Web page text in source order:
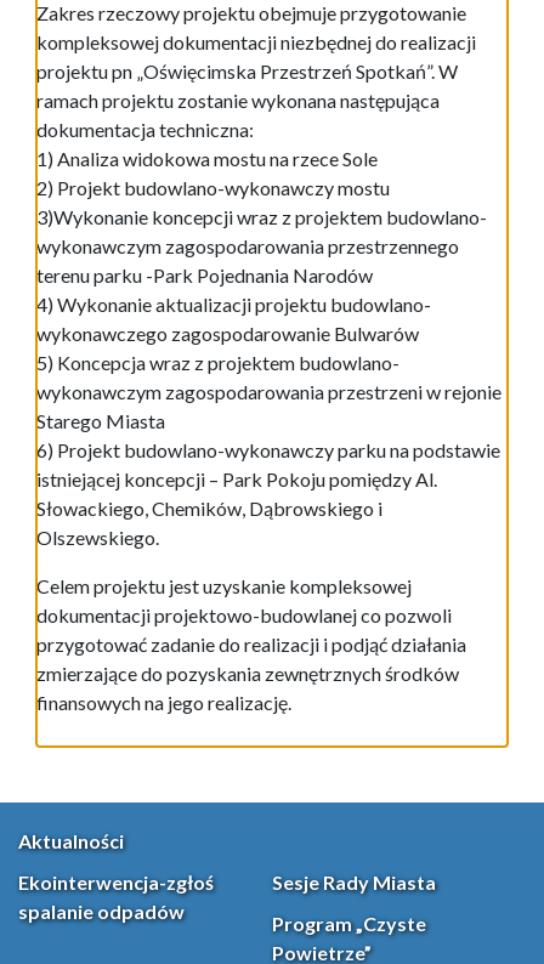
Zakres rzeczowy projektu obejmuje przygotowanie
kompleksowej dokumentacji niezbędnej do realizacji
projektu pn „Oświęcimska Przestrzeń Spotkań”. W
ramach projektu zostanie wykonana następująca
dokumentacja techniczna:
1) Analiza widokowa mostu na rzece Sole
2) Projekt budowlano-wykonawczy mostu
3)Wykonanie koncepcji wraz z projektem budowlano-
wykonawczym zagospodarowania przestrzennego
terenu parku -Park Pojednania Narodów
4) Wykonanie aktualizacji projektu budowlano-
wykonawczego zagospodarowanie Bulwarów
5) Koncepcja wraz z projektem budowlano-
wykonawczym zagospodarowania przestrzeni w rejonie
Starego Miasta
6) Projekt budowlano-wykonawczy parku na podstawie
istniejącej koncepcji – Park Pokoju pomiędzy Al.
Słowackiego, Chemików, Dąbrowskiego i
Olszewskiego.
Celem projektu jest uzyskanie kompleksowej
dokumentacji projektowo-budowlanej co pozwoli
przygotować zadanie do realizacji i podjąć działania
zmierzające do pozyskania zewnętrznych środków
finansowych na jego realizację.
Aktualności
Ekointerwencja-zgłoś
spalanie odpadów
Sesje Rady Miasta
Program „Czyste
Powietrze”